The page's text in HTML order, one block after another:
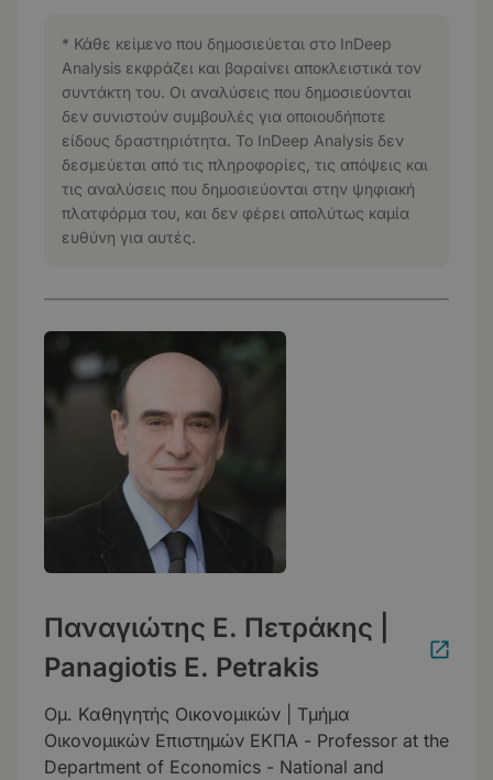
* Κάθε κείμενο που δημοσιεύεται στο InDeep
Analysis εκφράζει και βαραίνει αποκλειστικά τον
συντάκτη του. Οι αναλύσεις που δημοσιεύονται
δεν συνιστούν συμβουλές για οποιουδήποτε
είδους δραστηριότητα. Το InDeep Analysis δεν
δεσμεύεται από τις πληροφορίες, τις απόψεις και
τις αναλύσεις που δημοσιεύονται στην ψηφιακή
πλατφόρμα του, και δεν φέρει απολύτως καμία
ευθύνη για αυτές.
Παναγιώτης Ε. Πετράκης |
Panagiotis E. Petrakis
Ομ. Καθηγητής Οικονομικών | Τμήμα
Οικονομικών Επιστημών ΕΚΠΑ - Professor at the
Department of Economics - National and